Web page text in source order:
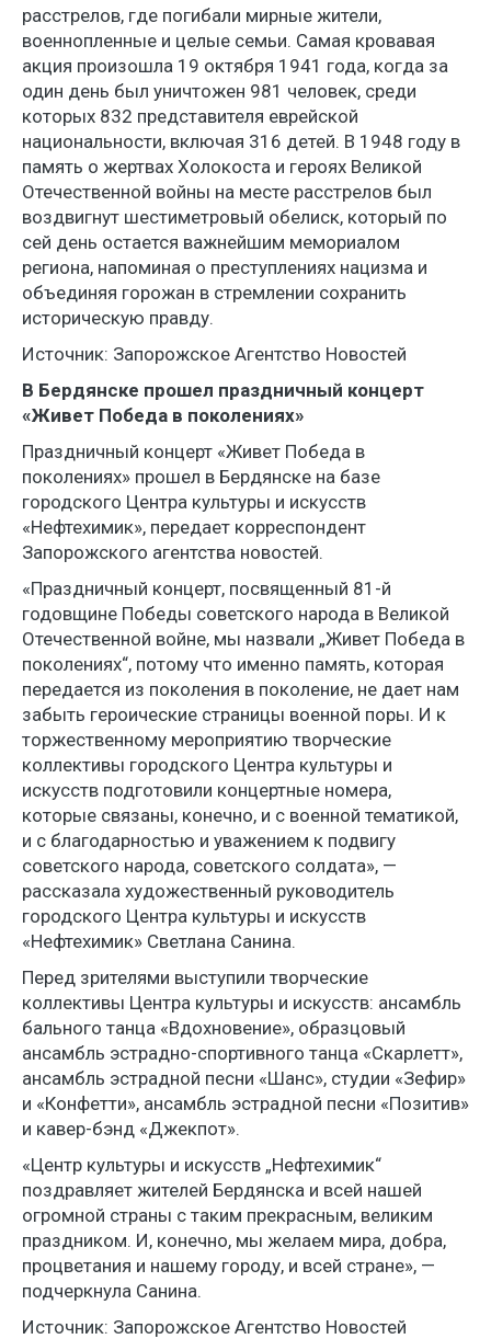
расстрелов, где погибали мирные жители,
военнопленные и целые семьи. Самая кровавая
акция произошла 19 октября 1941 года, когда за
один день был уничтожен 981 человек, среди
которых 832 представителя еврейской
национальности, включая 316 детей. В 1948 году в
память о жертвах Холокоста и героях Великой
Отечественной войны на месте расстрелов был
воздвигнут шестиметровый обелиск, который по
сей день остается важнейшим мемориалом
региона, напоминая о преступлениях нацизма и
объединяя горожан в стремлении сохранить
историческую правду.
Источник: Запорожское Агентство Новостей
В Бердянске прошел праздничный концерт
«Живет Победа в поколениях»
Праздничный концерт «Живет Победа в
поколениях» прошел в Бердянске на базе
городского Центра культуры и искусств
«Нефтехимик», передает корреспондент
Запорожского агентства новостей.
«Праздничный концерт, посвященный 81-й
годовщине Победы советского народа в Великой
Отечественной войне, мы назвали „Живет Победа в
поколениях“, потому что именно память, которая
передается из поколения в поколение, не дает нам
забыть героические страницы военной поры. И к
торжественному мероприятию творческие
коллективы городского Центра культуры и
искусств подготовили концертные номера,
которые связаны, конечно, и с военной тематикой,
и с благодарностью и уважением к подвигу
советского народа, советского солдата», —
рассказала художественный руководитель
городского Центра культуры и искусств
«Нефтехимик» Светлана Санина.
Перед зрителями выступили творческие
коллективы Центра культуры и искусств: ансамбль
бального танца «Вдохновение», образцовый
ансамбль эстрадно-спортивного танца «Скарлетт»,
ансамбль эстрадной песни «Шанс», студии «Зефир»
и «Конфетти», ансамбль эстрадной песни «Позитив»
и кавер-бэнд «Джекпот».
«Центр культуры и искусств „Нефтехимик“
поздравляет жителей Бердянска и всей нашей
огромной страны с таким прекрасным, великим
праздником. И, конечно, мы желаем мира, добра,
процветания и нашему городу, и всей стране», —
подчеркнула Санина.
Источник: Запорожское Агентство Новостей